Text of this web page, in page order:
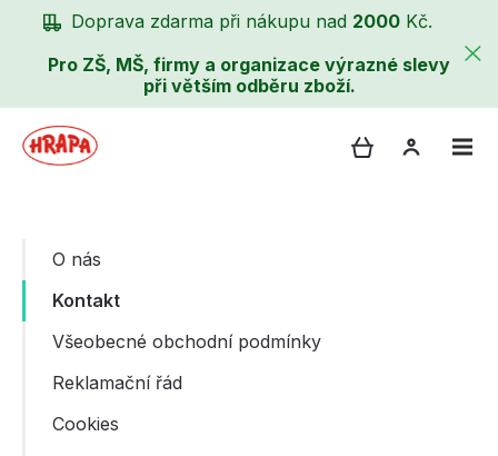
Doprava zdarma při nákupu nad 2000 Kč.
Pro ZŠ, MŠ, firmy a organizace výrazné slevy
při větším odběru zboží.
O nás
Kontakt
Všeobecné obchodní podmínky
Reklamační řád
Cookies